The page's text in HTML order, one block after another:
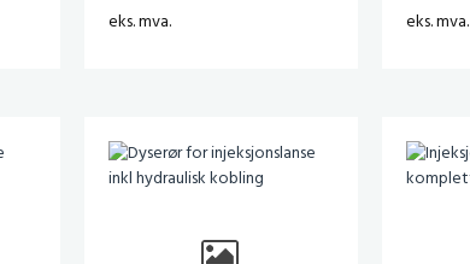
eks. mva. eks. mva.